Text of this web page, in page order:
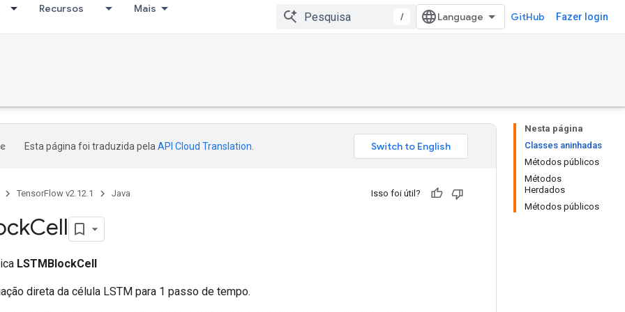
Recursos Mais
/ GitHub Fazer login
Nesta página
Classes aninhadas
Métodos públicos
Métodos
Herdados
Métodos públicos
Esta página foi traduzida pela API Cloud Translation
TensorFlow v2.12.1 Java Isso foi útil?
Cell
LSTMBlockCell
direta da célula LSTM para 1 passo de tempo.